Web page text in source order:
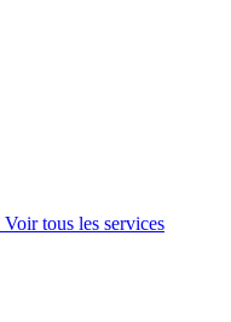
Voir tous les services